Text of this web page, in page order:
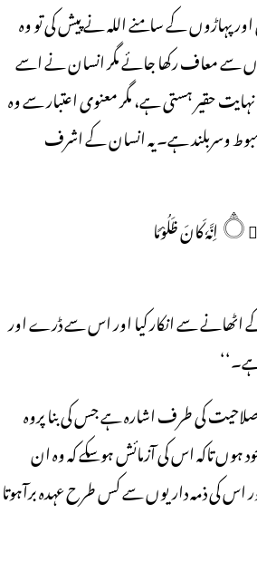
پہاڑوں کے سامنے اللہ نے پیش کی تو وہ
سے معاف رکھا جائے مگر انسان نے اسے
حقیر ہستی ہے، مگر معنوی اعتبار سے وہ
وسربلند ہے۔ یہ انسان کے اشرف
اِنَّا عَرَضْنَا الْاَمَانَۃَ عَلَي السَّمٰوٰتِ وَالْاَرْضِ وَالْجِبَالِ فَاَبَيْنَ اَنْ يَّحْمِلْنَہَا وَاَشْفَقْنَ مِنْہَا وَحَمَلَہَا الْاِنْسَانُ۝۰ۭ اِنَّہٗ كَانَ ظَلُوْمًا
اٹھانے سے انکار کیا اور اس سے ڈرے اور
صلاحیت کی طرف اشارہ ہے جس کی بنا پروہ
ہوں تاکہ اس کی آزمائش ہوسکے کہ وہ ان
کی ذمہ داریوں سے کس طرح عہدہ برآہوتا